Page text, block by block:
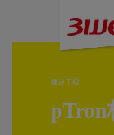
建设工程
pTron